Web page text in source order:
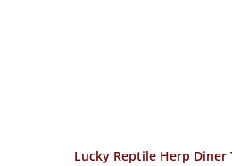
Lucky Reptile Herp